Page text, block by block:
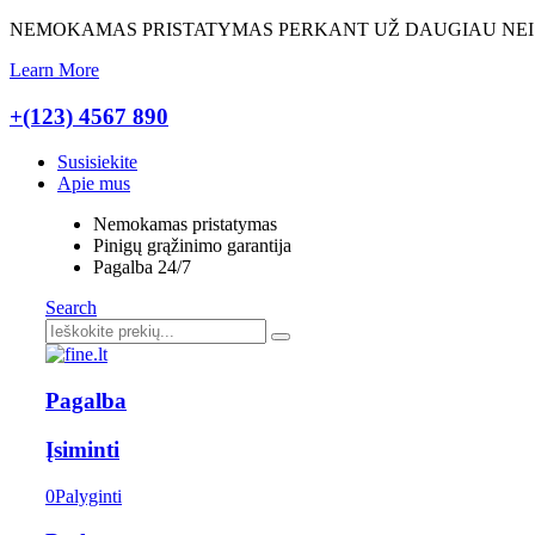
NEMOKAMAS PRISTATYMAS PERKANT UŽ DAUGIAU NEI
Learn More
+(123) 4567 890
Susisiekite
Apie mus
Nemokamas pristatymas
Pinigų grąžinimo garantija
Pagalba 24/7
Search
Pagalba
Įsiminti
0Palyginti